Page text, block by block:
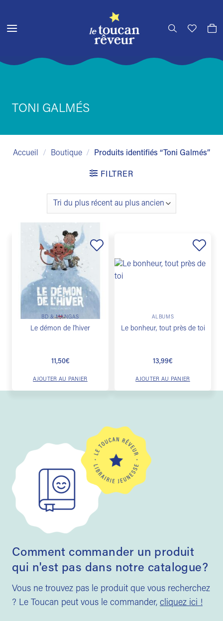
contenu
TONI GALMÉS
Accueil / Boutique / Produits identifiés “Toni Galmés”
FILTRER
souhaits
BD & MANGAS
Le démon de l’hiver
11,50€
AJOUTER AU PANIER
à la
ALBUMS
Le bonheur, tout près de toi
13,99€
AJOUTER AU PANIER
Comment commander un produit
qui n'est pas dans notre catalogue?
Vous ne trouvez pas le produit que vous recherchez
? Le Toucan peut vous le commander, cliquez ici !